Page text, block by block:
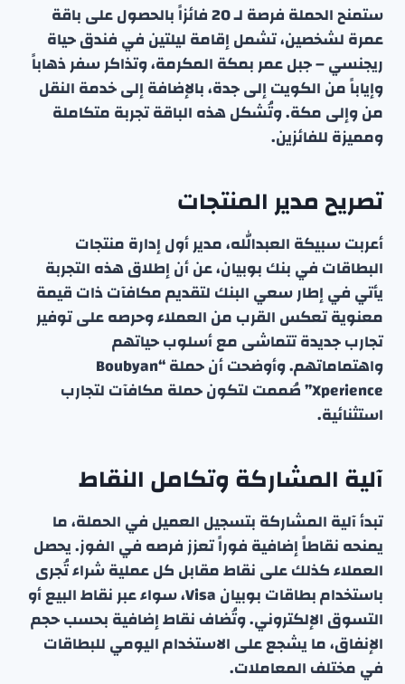
ستمنح الحملة فرصة لـ 20 فائزاً بالحصول على باقة
عمرة لشخصين، تشمل إقامة ليلتين في فندق حياة
ريجنسي – جبل عمر بمكة المكرمة، وتذاكر سفر ذهاباً
وإياباً من الكويت إلى جدة، بالإضافة إلى خدمة النقل
من وإلى مكة. وتُشكل هذه الباقة تجربة متكاملة
ومميزة للفائزين.
تصريح مدير المنتجات
أعربت سبيكة العبدالله، مدير أول إدارة منتجات
البطاقات في بنك بوبيان، عن أن إطلاق هذه التجربة
يأتي في إطار سعي البنك لتقديم مكافآت ذات قيمة
معنوية تعكس القرب من العملاء وحرصه على توفير
تجارب جديدة تتماشى مع أسلوب حياتهم
واهتماماتهم. وأوضحت أن حملة “Boubyan
Xperience” صُممت لتكون حملة مكافآت لتجارب
استثنائية.
آلية المشاركة وتكامل النقاط
تبدأ آلية المشاركة بتسجيل العميل في الحملة، ما
يمنحه نقاطاً إضافية فوراً تعزز فرصه في الفوز. يحصل
العملاء كذلك على نقاط مقابل كل عملية شراء تُجرى
باستخدام بطاقات بوبيان Visa، سواء عبر نقاط البيع أو
التسوق الإلكتروني. وتُضاف نقاط إضافية بحسب حجم
الإنفاق، ما يشجع على الاستخدام اليومي للبطاقات
في مختلف المعاملات.